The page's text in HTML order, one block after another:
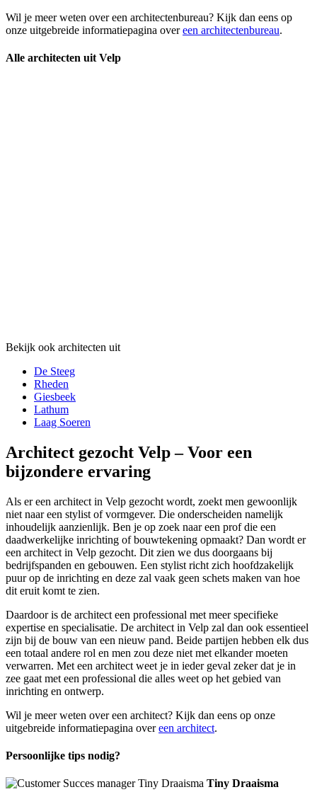
Wil je meer weten over een architectenbureau? Kijk dan eens op
onze uitgebreide informatiepagina overeen architectenbureau.
Alle architecten uit Velp
Bekijk ook architecten uit
De Steeg
Rheden
Giesbeek
Lathum
Laag Soeren
Architect gezocht Velp – Voor een
bijzondere ervaring
Als er een architect in Velp gezocht wordt, zoekt men gewoonlijk
niet naar een stylist of vormgever. Die onderscheiden namelijk
inhoudelijk aanzienlijk. Ben je op zoek naar een prof die een
daadwerkelijke inrichting of bouwtekening opmaakt? Dan wordt er
een architect in Velp gezocht. Dit zien we dus doorgaans bij
bedrijfspanden en gebouwen. Een stylist richt zich hoofdzakelijk
puur op de inrichting en deze zal vaak geen schets maken van hoe
dit eruit komt te zien.
Daardoor is de architect een professional met meer specifieke
expertise en specialisatie. De architect in Velp zal dan ook essentieel
zijn bij de bouw van een nieuw pand. Beide partijen hebben elk dus
een totaal andere rol en men zou deze niet met elkander moeten
verwarren. Met een architect weet je in ieder geval zeker dat je in
zee gaat met een professional die alles weet op het gebied van
inrichting en ontwerp.
Wil je meer weten over een architect? Kijk dan eens op onze
uitgebreide informatiepagina overeen architect.
Persoonlijke tips nodig?
Tiny Draaisma